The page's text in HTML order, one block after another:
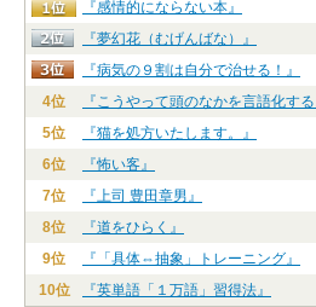
『感情的にならない本』
『夢幻花（むげんばな）』
『病気の９割は自分で治せる！』
4位
『こうやって頭のなかを言語化する
5位
『猫を処方いたします。』
6位
『怖い客』
7位
『上司 豊田章男』
8位
『道をひらく』
9位
『「具体⇔抽象」トレーニング』
10位
『英単語「１万語」習得法』